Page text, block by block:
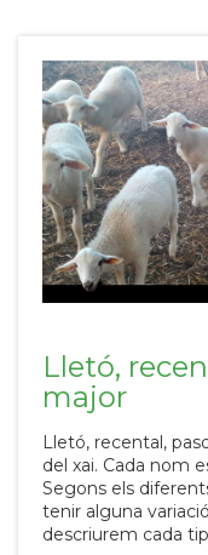
Lletó,
major
Lletó, recental,
del xai. Cada nom
Segons els
tenir alguna
descriurem cada